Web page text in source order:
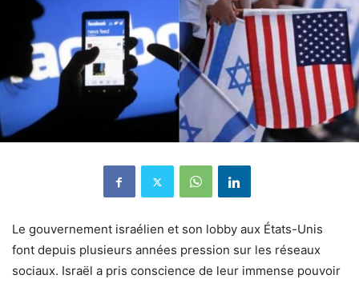
Le gouvernement israélien et son lobby aux États-Unis
font depuis plusieurs années pression sur les réseaux
sociaux. Israël a pris conscience de leur immense pouvoir